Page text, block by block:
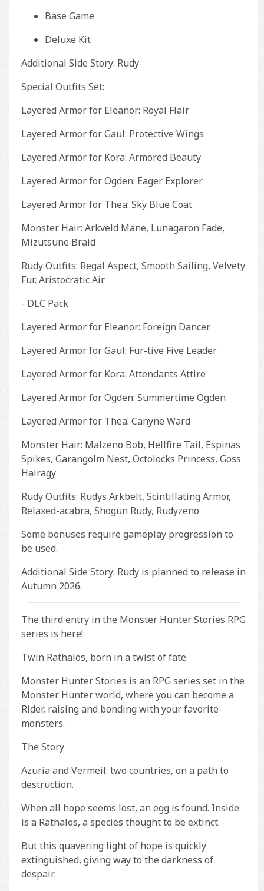
Base Game
Deluxe Kit
Additional Side Story: Rudy
Special Outfits Set:
Layered Armor for Eleanor: Royal Flair
Layered Armor for Gaul: Protective Wings
Layered Armor for Kora: Armored Beauty
Layered Armor for Ogden: Eager Explorer
Layered Armor for Thea: Sky Blue Coat
Monster Hair: Arkveld Mane, Lunagaron Fade,
Mizutsune Braid
Rudy Outfits: Regal Aspect, Smooth Sailing, Velvety
Fur, Aristocratic Air
- DLC Pack
Layered Armor for Eleanor: Foreign Dancer
Layered Armor for Gaul: Fur-tive Five Leader
Layered Armor for Kora: Attendants Attire
Layered Armor for Ogden: Summertime Ogden
Layered Armor for Thea: Canyne Ward
Monster Hair: Malzeno Bob, Hellfire Tail, Espinas
Spikes, Garangolm Nest, Octolocks Princess, Goss
Hairagy
Rudy Outfits: Rudys Arkbelt, Scintillating Armor,
Relaxed-acabra, Shogun Rudy, Rudyzeno
Some bonuses require gameplay progression to
be used.
Additional Side Story: Rudy is planned to release in
Autumn 2026.
The third entry in the Monster Hunter Stories RPG
series is here!
Twin Rathalos, born in a twist of fate.
Monster Hunter Stories is an RPG series set in the
Monster Hunter world, where you can become a
Rider, raising and bonding with your favorite
monsters.
The Story
Azuria and Vermeil: two countries, on a path to
destruction.
When all hope seems lost, an egg is found. Inside
is a Rathalos, a species thought to be extinct.
But this quavering light of hope is quickly
extinguished, giving way to the darkness of
despair.